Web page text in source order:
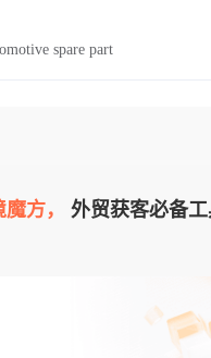
spare part
方， 外贸获客必备